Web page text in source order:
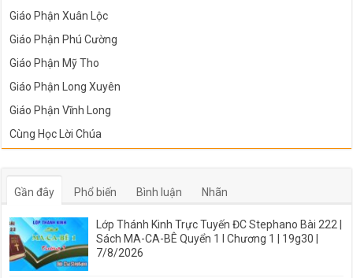
Giáo Phận Xuân Lộc
Giáo Phận Phú Cường
Giáo Phận Mỹ Tho
Giáo Phận Long Xuyên
Giáo Phận Vĩnh Long
Cùng Học Lời Chúa
Gần đây Phổ biến Bình luận Nhãn
Lớp Thánh Kinh Trực Tuyến ĐC Stephano Bài 222 |
Sách MA-CA-BÊ Quyển 1 I Chương 1 | 19g30 |
7/8/2026